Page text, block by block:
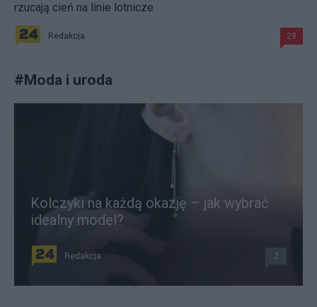
rzucają cień na linie lotnicze
Redakcja 29
#Moda i uroda
Kolczyki na każdą okazję – jak wybrać
idealny model?
Redakcja 2